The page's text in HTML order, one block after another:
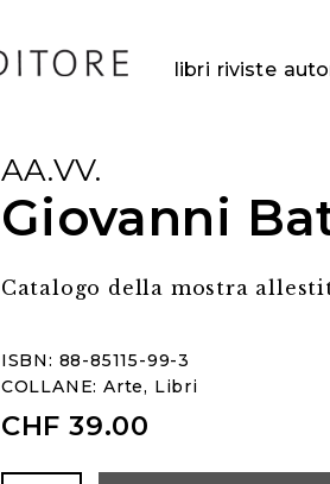
libri riviste
AA.VV.
Giovanni
Catalogo della mostra
ISBN: 88-85115-99-3
COLLANE: Arte, Libri
CHF 39.00